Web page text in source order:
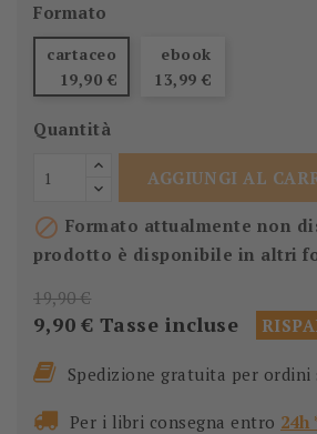
Formato
cartaceo
19,90 €
ebook
13,99 €
Quantità
AGGIUNGI AL
 Formato attualmente non
prodotto è disponibile in altri
19,90 €
9,90 € Tasse incluse
Spedizione gratuita per ordini
Per i libri consegna entro